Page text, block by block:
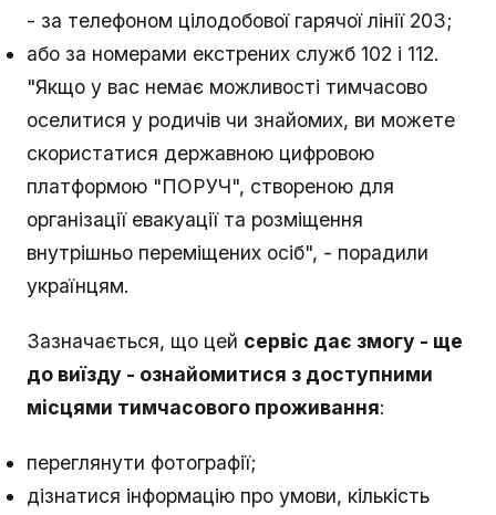
- за телефоном цілодобової гарячої лінії 203;
або за номерами екстрених служб 102 і 112.
"Якщо у вас немає можливості тимчасово
оселитися у родичів чи знайомих, ви можете
скористатися державною цифровою
платформою "ПОРУЧ", створеною для
організації евакуації та розміщення
внутрішньо переміщених осіб", - порадили
українцям.
Зазначається, що цей сервіс дає змогу - ще
до виїзду - ознайомитися з доступними
місцями тимчасового проживання:
переглянути фотографії;
дізнатися інформацію про умови, кількість